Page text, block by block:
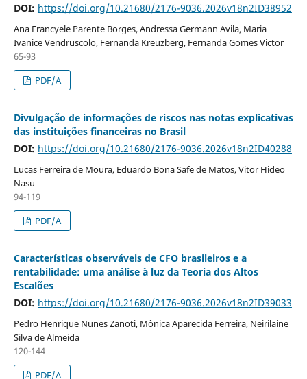
DOI: https://doi.org/10.21680/2176-9036.2026v18n2ID38952
Ana Francyele Parente Borges, Andressa Germann Avila, Maria
Ivanice Vendruscolo, Fernanda Kreuzberg, Fernanda Gomes Victor
65-93
PDF/A
Divulgação de informações de riscos nas notas explicativas
das instituições financeiras no Brasil
DOI: https://doi.org/10.21680/2176-9036.2026v18n2ID40288
Lucas Ferreira de Moura, Eduardo Bona Safe de Matos, Vitor Hideo
Nasu
94-119
PDF/A
Características observáveis de CFO brasileiros e a
rentabilidade: uma análise à luz da Teoria dos Altos
Escalões
DOI: https://doi.org/10.21680/2176-9036.2026v18n2ID39033
Pedro Henrique Nunes Zanoti, Mônica Aparecida Ferreira, Neirilaine
Silva de Almeida
120-144
PDF/A